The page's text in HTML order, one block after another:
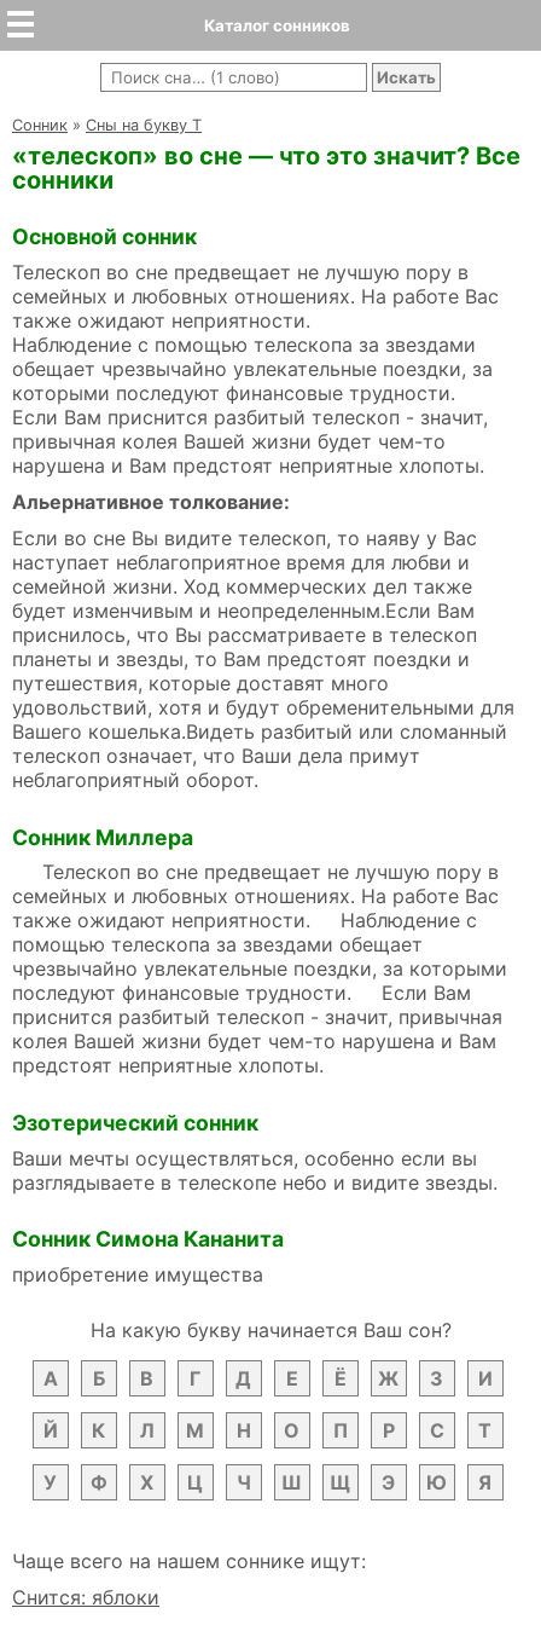
Каталог сонников
Cонник » Сны на букву Т
«телескоп» во сне — что это значит? Все
сонники
Основной сонник
Телескоп во сне предвещает не лучшую пору в
семейных и любовных отношениях. На работе Вас
также ожидают неприятности.
Наблюдение с помощью телескопа за звездами
обещает чрезвычайно увлекательные поездки, за
которыми последуют финансовые трудности.
Если Вам приснится разбитый телескоп - значит,
привычная колея Вашей жизни будет чем-то
нарушена и Вам предстоят неприятные хлопоты.
Альернативное толкование:
Если во сне Вы видите телескоп, то наяву у Вас
наступает неблагоприятное время для любви и
семейной жизни. Ход коммерческих дел также
будет изменчивым и неопределенным.Если Вам
приснилось, что Вы рассматриваете в телескоп
планеты и звезды, то Вам предстоят поездки и
путешествия, которые доставят много
удовольствий, хотя и будут обременительными для
Вашего кошелька.Видеть разбитый или сломанный
телескоп означает, что Ваши дела примут
неблагоприятный оборот.
Сонник Миллера
Телескоп во сне предвещает не лучшую пору в
семейных и любовных отношениях. На работе Вас
также ожидают неприятности. Наблюдение с
помощью телескопа за звездами обещает
чрезвычайно увлекательные поездки, за которыми
последуют финансовые трудности. Если Вам
приснится разбитый телескоп - значит, привычная
колея Вашей жизни будет чем-то нарушена и Вам
предстоят неприятные хлопоты.
Эзотерический сонник
Ваши мечты осуществляться, особенно если вы
разглядываете в телескопе небо и видите звезды.
Сонник Симона Кананита
приобретение имущества
На какую букву начинается Ваш сон?
А
Б В Г Д Е Ё Ж З И
Й К Л М Н О П Р С Т
У Ф Х Ц Ч Ш Щ Э Ю Я
Чаще всего на нашем соннике ищут:
Снится: яблоки